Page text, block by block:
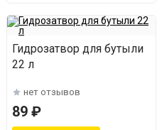
Гидрозатвор для бутыли
22 л
нет отзывов
89 ₽